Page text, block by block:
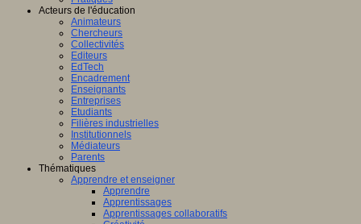
Acteurs de l'éducation
Animateurs
Chercheurs
Collectivités
Editeurs
EdTech
Encadrement
Enseignants
Entreprises
Etudiants
Filières industrielles
Institutionnels
Médiateurs
Parents
Thématiques
Apprendre et enseigner
Apprendre
Apprentissages
Apprentissages collaboratifs